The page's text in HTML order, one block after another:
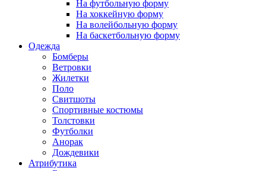
На футбольную форму
На хоккейную форму
На волейбольную форму
На баскетбольную форму
Одежда
Бомберы
Ветровки
Жилетки
Поло
Свитшоты
Спортивные костюмы
Толстовки
Футболки
Анорак
Дождевики
Атрибутика